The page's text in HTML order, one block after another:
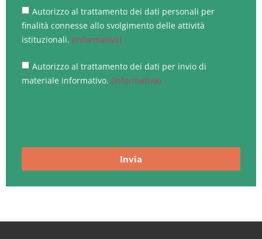
Autorizzo al trattamento dei dati personali per
finalità connesse allo svolgimento delle attività
istituzionali. (Informativa)
Autorizzo al trattamento dei dati per invio di
materiale informativo. (Informativa)
Invia